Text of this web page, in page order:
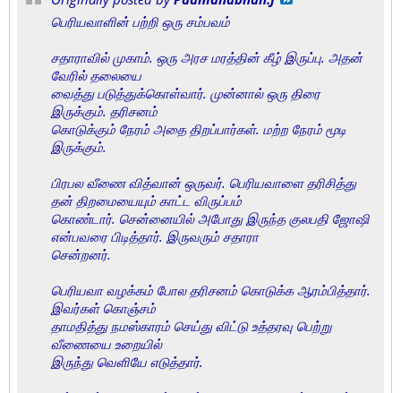
பெரியவாளின் பற்றி ஒரு சம்பவம்
சதாராவில் முகாம். ஒரு அரச மரத்தின் கீழ் இருப்பு. அதன்
வேரில் தலையை
வைத்து படுத்துக்கொள்வார். முன்னால் ஒரு திரை
இருக்கும். தரிசனம்
கொடுக்கும் நேரம் அதை திறப்பார்கள். மற்ற நேரம் மூடி
இருக்கும்.
பிரபல வீணை வித்வான் ஒருவர். பெரியவாளை தரிசித்து
தன் திறமையையும் காட்ட விருப்பம்
கொண்டார். சென்னையில் அபோது இருந்த குலபதி ஜோஷி
என்பவரை பிடித்தார். இருவரும் சதாரா
சென்றனர்.
பெரியவா வழக்கம் போல தரிசனம் கொடுக்க ஆரம்பித்தார்.
இவர்கள் கொஞ்சம்
தாமதித்து நமஸ்காரம் செய்து விட்டு உத்தரவு பெற்று
வீணையை உறையில்
இருந்து வெளியே எடுத்தார்.